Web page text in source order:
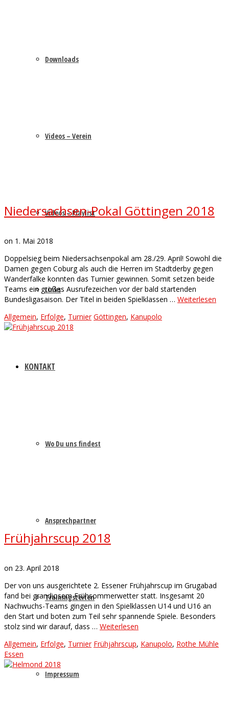
Downloads
Videos – Verein
Videos – Playlist
Links
KONTAKT
Wo Du uns findest
Ansprechpartner
Trainingszeiten
Impressum
Niedersachsen-Pokal Göttingen 2018
on 1. Mai 2018
Doppelsieg beim Niedersachsenpokal am 28./29. April! Sowohl die
Damen gegen Coburg als auch die Herren im Stadtderby gegen
Wanderfalke konnten das Turnier gewinnen. Somit setzen beide
Teams ein großes Ausrufezeichen vor der bald startenden
Bundesligasaison. Der Titel in beiden Spielklassen … Weiterlesen
Allgemein, Erfolge, Turnier Göttingen, Kanupolo
Frühjahrscup 2018
on 23. April 2018
Der von uns ausgerichtete 2. Essener Frühjahrscup im Grugabad
fand bei grandiosem Frühsommerwetter statt. Insgesamt 20
Nachwuchs-Teams gingen in den Spielklassen U14 und U16 an
den Start und boten zum Teil sehr spannende Spiele. Besonders
stolz sind wir darauf, dass … Weiterlesen
Allgemein, Erfolge, Turnier Frühjahrscup, Kanupolo, Rothe Mühle
Essen